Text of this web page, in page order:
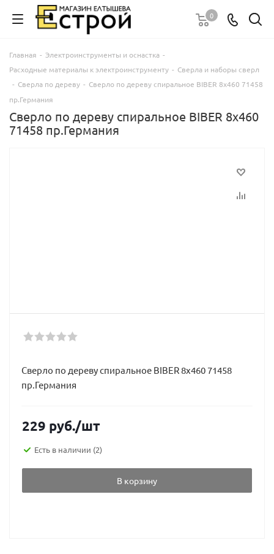
0
Главная - Электроинструменты и оснастка -
Расходные материалы к электроинструменту - Сверла и наборы сверл
- Сверла по дереву - Сверло по дереву спиральное BIBER 8х460 71458
пр.Германия
Сверло по дереву спиральное BIBER 8х460
71458 пр.Германия
Сверло по дереву спиральное BIBER 8х460 71458
пр.Германия
229 руб./шт
Есть в наличии (2)
В корзину